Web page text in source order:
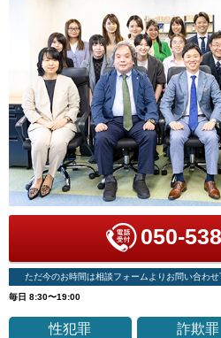
050-
ただ今のお時間は相談フォームよりお問い合わせ
毎日 8:30〜19:00
性犯罪 詐欺罪